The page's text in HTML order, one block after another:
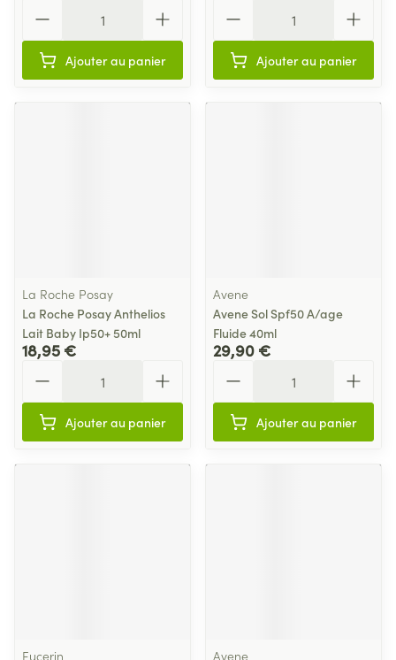
Ajouter au panier Ajouter au panier
La Roche Posay
La Roche Posay Anthelios
Lait Baby Ip50+ 50ml
18,95 €
Ajouter au panier
Avene
Avene Sol Spf50 A/age
Fluide 40ml
29,90 €
Ajouter au panier
Eucerin Avene